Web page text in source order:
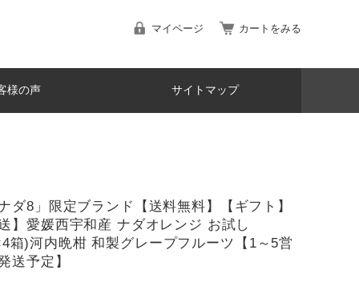
マイページ カートをみる
様の声 サイトマップ
ダ8」限定ブランド【送料無料】【ギフト】
】愛媛西宇和産 ナダオレンジ お試し
箱)河内晩柑 和製グレープフルーツ【1～5営
送予定】